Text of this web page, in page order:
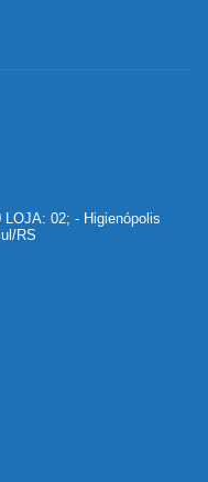
02; - Higienópolis
RS